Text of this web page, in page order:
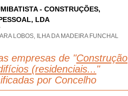
- CONSTRUÇÕES,
LDA
LOBOS, ILHA DA MADEIRA FUNCHAL
empresas de "Construção
(residenciais... "
por Concelho